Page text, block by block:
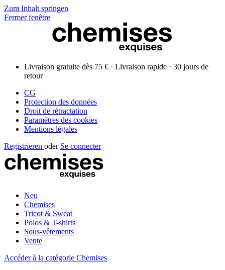
Zum Inhalt springen
Fermer fenêtre
Livraison gratuite dès 75 € · Livraison rapide · 30 jours de
retour
CG
Protection des données
Droit de rétractation
Paramètres des cookies
Mentions légales
Registrieren oder Se connecter
Neu
Chemises
Tricot & Sweat
Polos & T-shirts
Sous-vêtements
Vente
Accéder à la catégorie Chemises